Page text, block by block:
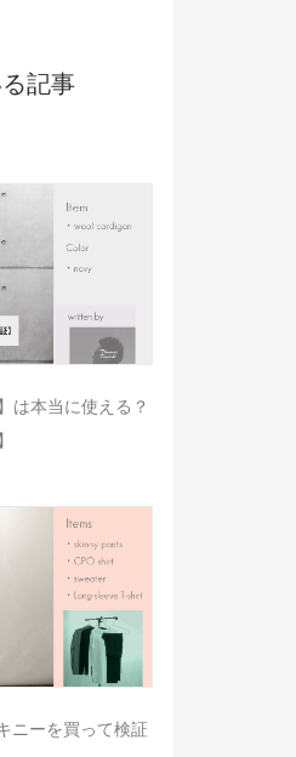
記事
は本当に使える？
ニーを買って検証